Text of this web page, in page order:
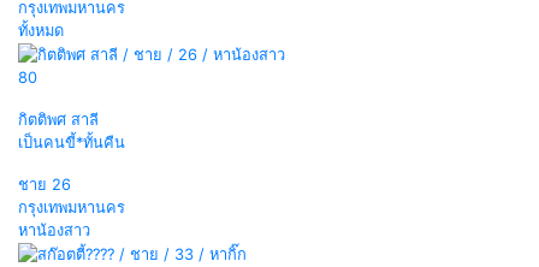
กรุงเทพมหานคร
ทั้งหมด
80
กิตติพศ สาลี
เป็นคนขี้*ทั้นคืน
ชาย 26
กรุงเทพมหานคร
หาน้องสาว